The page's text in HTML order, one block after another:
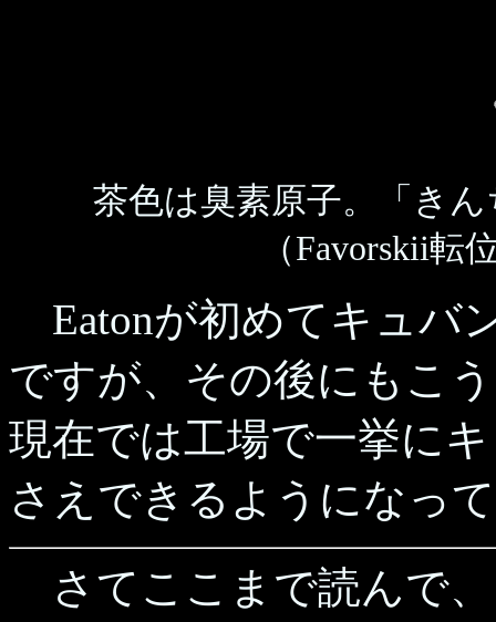
茶色は臭素原子。「き
（Favorskii転
Eatonが初めてキュバ
ですが、その後にもこ
現在では工場で一挙に
さえできるようになっ
さてここまで読んで